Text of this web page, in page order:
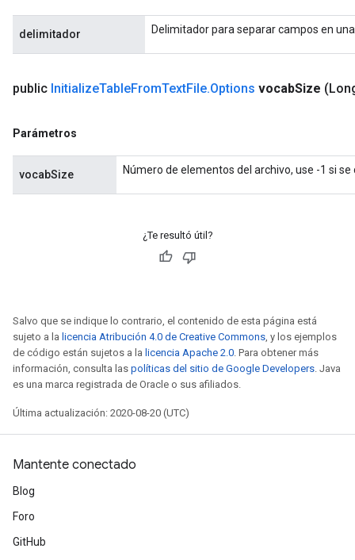
delimitador Delimitador para separar campos en
public InitializeTableFromTextFile.Options vocabSize
Parámetros
vocabSize Número de elementos del archivo, use -1 si se
¿Te resultó útil?
Salvo que se indique lo contrario, el contenido de esta página está
sujeto a la licencia Atribución 4.0 de Creative Commons, y los ejemplos
de código están sujetos a la licencia Apache 2.0. Para obtener más
información, consulta las políticas del sitio de Google Developers. Java
es una marca registrada de Oracle o sus afiliados.
Última actualización: 2020-08-20 (UTC)
Mantente conectado
Blog
Foro
GitHub